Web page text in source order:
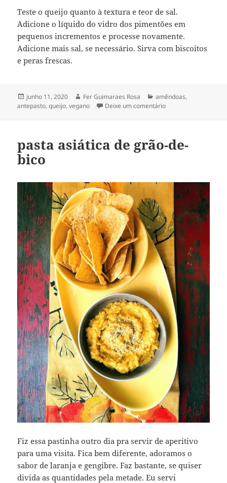
Teste o queijo quanto à textura e teor de sal.
Adicione o líquido do vidro dos pimentões em
pequenos incrementos e processe novamente.
Adicione mais sal, se necessário. Sirva com biscoitos
e peras frescas.
Publicado
em
junho 11, 2020 Autor
Fer Guimaraes Rosa Categorias
amêndoas,
antepasto,queijo,vegano Deixe um comentárioem pasta de
pasta asiática de grão-de-
bico
Fiz essa pastinha outro dia pra servir de aperitivo
para uma visita. Fica bem diferente, adoramos o
sabor de laranja e gengibre. Faz bastante, se quiser
divida as quantidades pela metade. Eu servi